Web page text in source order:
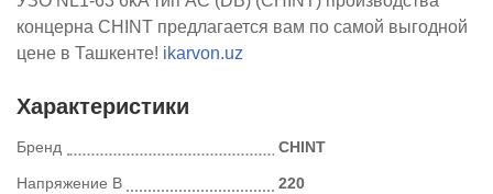
концерна CHINT предлагается вам по самой выгодной
цене в Ташкенте! ikarvon.uz
Характеристики
Бренд CHINT
Напряжение В 220